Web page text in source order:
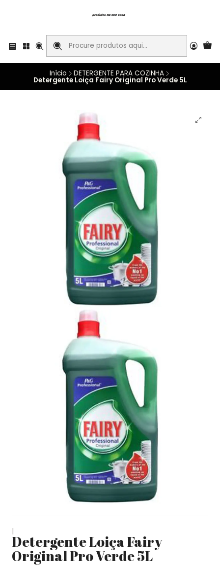
Início DETERGENTE PARA COZINHA
Detergente Loiça Fairy Original Pro Verde 5L
|
Detergente Loiça Fairy
Original Pro Verde 5L